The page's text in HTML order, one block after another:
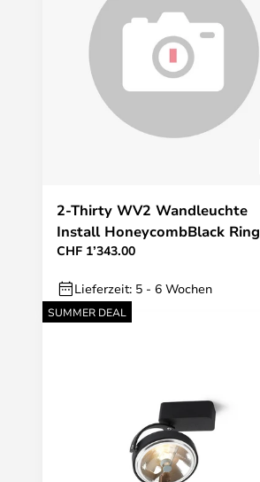
2-Thirty WV2 Wandleuchte
Install HoneycombBlack Ring
Trizo21
CHF 1’343.00
Lieferzeit: 5 - 6 Wochen
SUMMER DEAL